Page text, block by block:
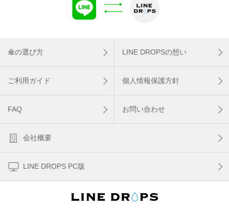
傘の選び方 LINE DROPSの想い
ご利用ガイド 個人情報保護方針
FAQ お問い合わせ
会社概要
LINE DROPS PC版